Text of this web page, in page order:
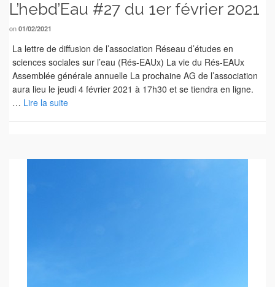
L’hebd’Eau #27 du 1er février 2021
on 01/02/2021
La lettre de diffusion de l’association Réseau d’études en
sciences sociales sur l’eau (Rés-EAUx) La vie du Rés-EAUx
Assemblée générale annuelle La prochaine AG de l’association
aura lieu le jeudi 4 février 2021 à 17h30 et se tiendra en ligne.
… Lire la suite